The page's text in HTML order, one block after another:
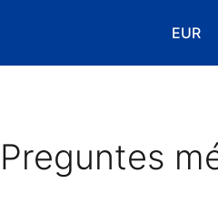
EUR
Tria
Preguntes